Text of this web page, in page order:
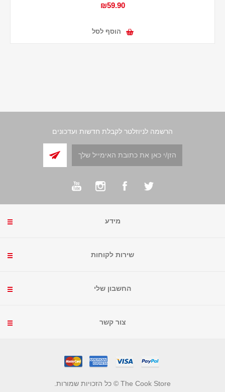
₪59.90
הוסף לסל
הרשמה לניוזלטר לקבלת חדשות ועדכונים
מידע
שירות לקוחות
החשבון שלי
צור קשר
The Cook Store © כל הזכויות שמורות.